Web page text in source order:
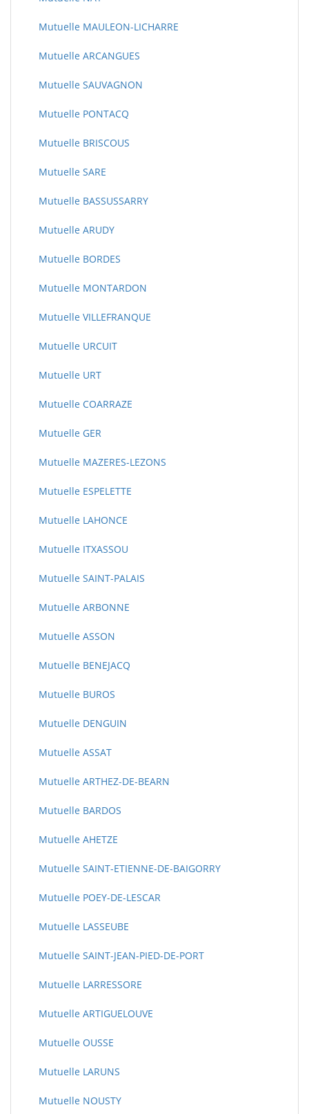
Mutuelle MAULEON-LICHARRE
Mutuelle ARCANGUES
Mutuelle SAUVAGNON
Mutuelle PONTACQ
Mutuelle BRISCOUS
Mutuelle SARE
Mutuelle BASSUSSARRY
Mutuelle ARUDY
Mutuelle BORDES
Mutuelle MONTARDON
Mutuelle VILLEFRANQUE
Mutuelle URCUIT
Mutuelle URT
Mutuelle COARRAZE
Mutuelle GER
Mutuelle MAZERES-LEZONS
Mutuelle ESPELETTE
Mutuelle LAHONCE
Mutuelle ITXASSOU
Mutuelle SAINT-PALAIS
Mutuelle ARBONNE
Mutuelle ASSON
Mutuelle BENEJACQ
Mutuelle BUROS
Mutuelle DENGUIN
Mutuelle ASSAT
Mutuelle ARTHEZ-DE-BEARN
Mutuelle BARDOS
Mutuelle AHETZE
Mutuelle SAINT-ETIENNE-DE-BAIGORRY
Mutuelle POEY-DE-LESCAR
Mutuelle LASSEUBE
Mutuelle SAINT-JEAN-PIED-DE-PORT
Mutuelle LARRESSORE
Mutuelle ARTIGUELOUVE
Mutuelle OUSSE
Mutuelle LARUNS
Mutuelle NOUSTY